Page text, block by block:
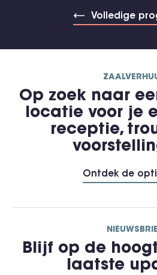
Volledige
Op zoek naar
locatie voor je
receptie,
Ontdek de
Blijf op de
laatste